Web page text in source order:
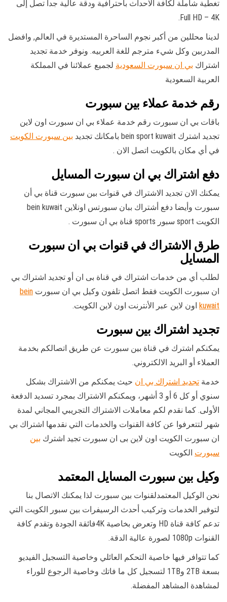
تغطية شاملة لكافة الاحداث باحترافية ودقة عالية جداً تصل إلى
Full HD – 4K.
لدينا محللين من أكبر نجوم الساحرة المستديرة في العالم, وافضل
المدربين وكل شيء مترجم للغة العربيه. ونوفر خدمة تجديد
اشتراك بي ان سبورت السعودية لجميع عملائنا في المملكة
العربية السعودية
رقم خدمة عملاء بين سبورت
باقات بي ان سبورت رقم خدمة عملاء بي ان سبورت اون لاين
تجديد اشترك bein sport kuwait بامكانك تجديد
بين سبورت الكويت
في أي مكان بالكويت اتصل الان .
دفع اشتراك بي ان سبورت المسايل
يمكنك الان تجديد الاشتراك في قنوات بين سبورت قناة بي أن
سبورت وأيضا دفع أشتراك ببان سبورتس اونلاين bein kuwait
الكويت sport سبور sports قناة بي ان سبورت .
طرق الاشتراك في قنوات بي ان سبورت
المسايل
لطلب أي من خدمات اشتراك في قناة بى ان أو تجديد اشتراك بي
ان سبورت الكويت فقط اتصل تلفون وكيل بي ان سبورت bein
kuwait اون لاين عبر الأنترنت اون لاين الكويت.
تجديد اشتراك بين سبورت
يمكنكم اشترك في قناة بين سبورت عن طريق اتصالكم بخدمة
العملاء أو البريد الالكتروني.
خدمة تجديد اشتراك بي ان حيث يمكنكم من الاشتراك بشكل
سنوي أو كل 6 أو 3 أشهر، ويمكنكم الاشتراك بمجرد تسديد الدفعة
الأولى. كما نقدم لكم معاملات الاشتراك التجريبي المجاني لمدة
شهر لتتعرفوا عن كافة القنوات والخدمات التي نقدمها اشتراك بي
ان سبورت الكويت اون لاين بى ان سبورت تجيد اشترك بين
سبورت الكويت
وكيل بين سبورت المسايل المعتمد
نحن الوكيل المعتمدلقنوات بين سبورت لذا يمكنك الاتصال بنا
لتوفير الخدمات وتركيب أحدث الرسيفرات بين سبور الكويت التي
تدعم كافة قناة HD وتعرض بخاصية 4Kفائقة الجودة وتقدم كافة
القنوات 1080p لصورة عالية الدقة.
كما تتوافر فيها خاصية التحكم العائلي وخاصية التسجيل الفيديو
بسعة 2TB و1TB لتسجيل كل ما فاتك وخاصية الرجوع للوراء
لمشاهدة المشاهد المفضلة.